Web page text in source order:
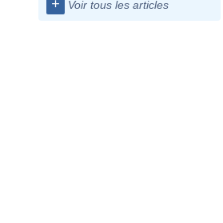
+ Voir tous les articles